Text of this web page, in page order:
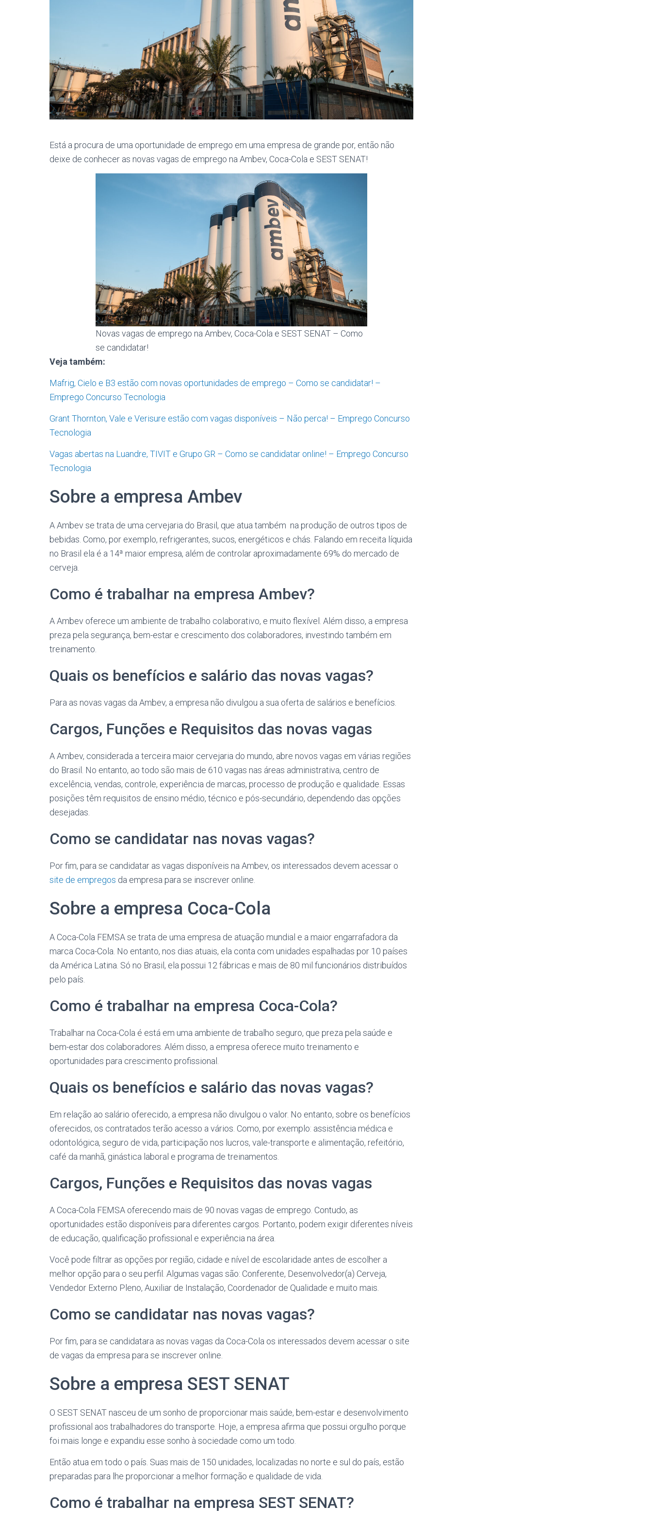
Está a procura de uma oportunidade de emprego em uma empresa de grande por, então não
deixe de conhecer as novas vagas de emprego na Ambev, Coca-Cola e SEST SENAT!
Novas vagas de emprego na Ambev, Coca-Cola e SEST SENAT – Como
se candidatar!
Veja também:
Mafrig, Cielo e B3 estão com novas oportunidades de emprego – Como se candidatar! –
Emprego Concurso Tecnologia
Grant Thornton, Vale e Verisure estão com vagas disponíveis – Não perca! – Emprego Concurso
Tecnologia
Vagas abertas na Luandre, TIVIT e Grupo GR – Como se candidatar online! – Emprego Concurso
Tecnologia
Sobre a empresa Ambev
A Ambev se trata de uma cervejaria do Brasil, que atua também na produção de outros tipos de
bebidas. Como, por exemplo, refrigerantes, sucos, energéticos e chás. Falando em receita líquida
no Brasil ela é a 14ª maior empresa, além de controlar aproximadamente 69% do mercado de
cerveja.
Como é trabalhar na empresa Ambev?
A Ambev oferece um ambiente de trabalho colaborativo, e muito flexível. Além disso, a empresa
preza pela segurança, bem-estar e crescimento dos colaboradores, investindo também em
treinamento.
Quais os benefícios e salário das novas vagas?
Para as novas vagas da Ambev, a empresa não divulgou a sua oferta de salários e benefícios.
Cargos, Funções e Requisitos das novas vagas
A Ambev, considerada a terceira maior cervejaria do mundo, abre novos vagas em várias regiões
do Brasil. No entanto, ao todo são mais de 610 vagas nas áreas administrativa, centro de
excelência, vendas, controle, experiência de marcas, processo de produção e qualidade. Essas
posições têm requisitos de ensino médio, técnico e pós-secundário, dependendo das opções
desejadas.
Como se candidatar nas novas vagas?
Por fim, para se candidatar as vagas disponíveis na Ambev, os interessados devem acessar o
site de empregos da empresa para se inscrever online.
Sobre a empresa Coca-Cola
A Coca-Cola FEMSA se trata de uma empresa de atuação mundial e a maior engarrafadora da
marca Coca-Cola. No entanto, nos dias atuais, ela conta com unidades espalhadas por 10 países
da América Latina. Só no Brasil, ela possui 12 fábricas e mais de 80 mil funcionários distribuídos
pelo país.
Como é trabalhar na empresa Coca-Cola?
Trabalhar na Coca-Cola é está em uma ambiente de trabalho seguro, que preza pela saúde e
bem-estar dos colaboradores. Além disso, a empresa oferece muito treinamento e
oportunidades para crescimento profissional.
Quais os benefícios e salário das novas vagas?
Em relação ao salário oferecido, a empresa não divulgou o valor. No entanto, sobre os benefícios
oferecidos, os contratados terão acesso a vários. Como, por exemplo: assistência médica e
odontológica, seguro de vida, participação nos lucros, vale-transporte e alimentação, refeitório,
café da manhã, ginástica laboral e programa de treinamentos.
Cargos, Funções e Requisitos das novas vagas
A Coca-Cola FEMSA oferecendo mais de 90 novas vagas de emprego. Contudo, as
oportunidades estão disponíveis para diferentes cargos. Portanto, podem exigir diferentes níveis
de educação, qualificação profissional e experiência na área.
Você pode filtrar as opções por região, cidade e nível de escolaridade antes de escolher a
melhor opção para o seu perfil. Algumas vagas são: Conferente, Desenvolvedor(a) Cerveja,
Vendedor Externo Pleno, Auxiliar de Instalação, Coordenador de Qualidade e muito mais.
Como se candidatar nas novas vagas?
Por fim, para se candidatara as novas vagas da Coca-Cola os interessados devem acessar o site
de vagas da empresa para se inscrever online.
Sobre a empresa SEST SENAT
O SEST SENAT nasceu de um sonho de proporcionar mais saúde, bem-estar e desenvolvimento
profissional aos trabalhadores do transporte. Hoje, a empresa afirma que possui orgulho porque
foi mais longe e expandiu esse sonho à sociedade como um todo.
Então atua em todo o país. Suas mais de 150 unidades, localizadas no norte e sul do país, estão
preparadas para lhe proporcionar a melhor formação e qualidade de vida.
Como é trabalhar na empresa SEST SENAT?